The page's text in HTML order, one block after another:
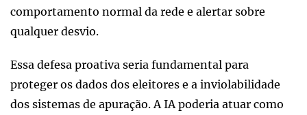
comportamento normal da rede e alertar sobre
qualquer desvio.
Essa defesa proativa seria fundamental para
proteger os dados dos eleitores e a inviolabilidade
dos sistemas de apuração. A IA poderia atuar como